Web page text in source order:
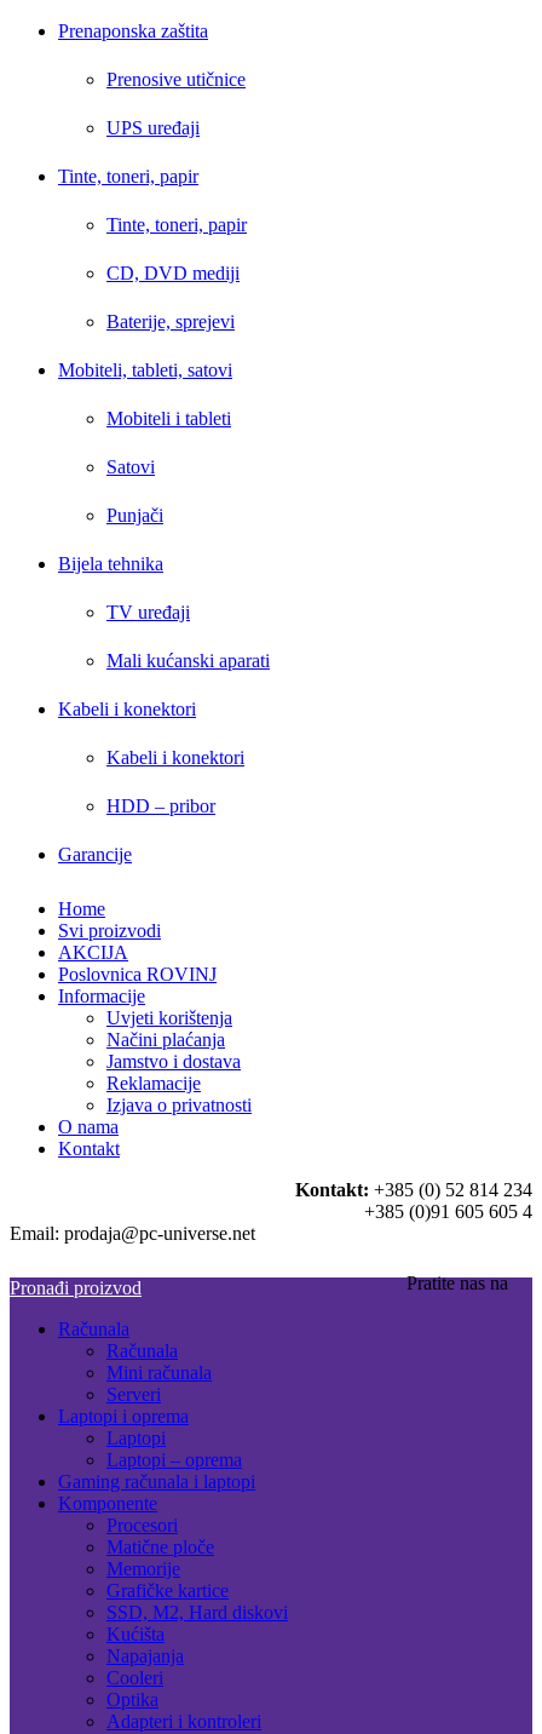
Prenaponska zaštita
Prenosive utičnice
UPS uređaji
Tinte, toneri, papir
Tinte, toneri, papir
CD, DVD mediji
Baterije, sprejevi
Mobiteli, tableti, satovi
Mobiteli i tableti
Satovi
Punjači
Bijela tehnika
TV uređaji
Mali kućanski aparati
Kabeli i konektori
Kabeli i konektori
HDD – pribor
Garancije
Home
Svi proizvodi
AKCIJA
Poslovnica ROVINJ
Informacije
Uvjeti korištenja
Načini plaćanja
Jamstvo i dostava
Reklamacije
Izjava o privatnosti
O nama
Kontakt
Kontakt: +385 (0) 52 814 234
+385 (0)91 605 605 4
Email: prodaja@pc-universe.net
Pratite nas na
Pronađi proizvod
Računala
Računala
Mini računala
Serveri
Laptopi i oprema
Laptopi
Laptopi – oprema
Gaming računala i laptopi
Komponente
Procesori
Matične ploče
Memorije
Grafičke kartice
SSD, M2, Hard diskovi
Kućišta
Napajanja
Cooleri
Optika
Adapteri i kontroleri